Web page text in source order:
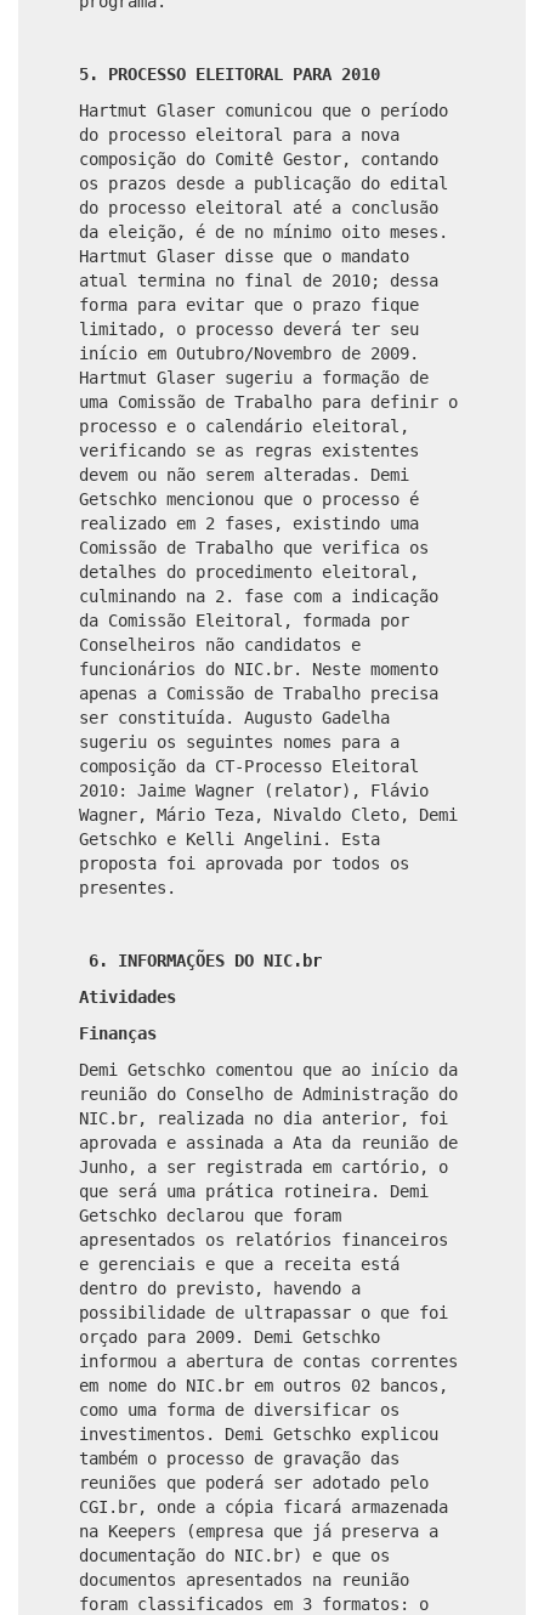
5. PROCESSO ELEITORAL PARA 2010
Hartmut Glaser comunicou que o período
do processo eleitoral para a nova
composição do Comitê Gestor, contando
os prazos desde a publicação do edital
do processo eleitoral até a conclusão
da eleição, é de no mínimo oito meses.
Hartmut Glaser disse que o mandato
atual termina no final de 2010; dessa
forma para evitar que o prazo fique
limitado, o processo deverá ter seu
início em Outubro/Novembro de 2009.
Hartmut Glaser sugeriu a formação de
uma Comissão de Trabalho para definir o
processo e o calendário eleitoral,
verificando se as regras existentes
devem ou não serem alteradas. Demi
Getschko mencionou que o processo é
realizado em 2 fases, existindo uma
Comissão de Trabalho que verifica os
detalhes do procedimento eleitoral,
culminando na 2. fase com a indicação
da Comissão Eleitoral, formada por
Conselheiros não candidatos e
funcionários do NIC.br. Neste momento
apenas a Comissão de Trabalho precisa
ser constituída. Augusto Gadelha
sugeriu os seguintes nomes para a
composição da CT-Processo Eleitoral
2010: Jaime Wagner (relator), Flávio
Wagner, Mário Teza, Nivaldo Cleto, Demi
Getschko e Kelli Angelini. Esta
proposta foi aprovada por todos os
presentes.
6. INFORMAÇÕES DO NIC.br
Atividades
Finanças
Demi Getschko comentou que ao início da
reunião do Conselho de Administração do
NIC.br, realizada no dia anterior, foi
aprovada e assinada a Ata da reunião de
Junho, a ser registrada em cartório, o
que será uma prática rotineira. Demi
Getschko declarou que foram
apresentados os relatórios financeiros
e gerenciais e que a receita está
dentro do previsto, havendo a
possibilidade de ultrapassar o que foi
orçado para 2009. Demi Getschko
informou a abertura de contas correntes
em nome do NIC.br em outros 02 bancos,
como uma forma de diversificar os
investimentos. Demi Getschko explicou
também o processo de gravação das
reuniões que poderá ser adotado pelo
CGI.br, onde a cópia ficará armazenada
na Keepers (empresa que já preserva a
documentação do NIC.br) e que os
documentos apresentados na reunião
foram classificados em 3 formatos: o